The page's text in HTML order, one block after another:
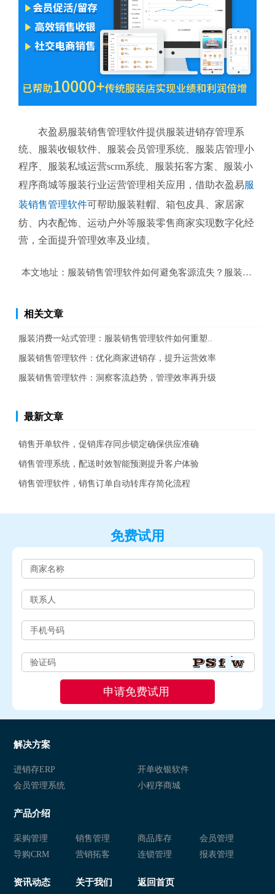
衣盈易服装销售管理软件提供服装进销存管理系
统、服装收银软件、服装会员管理系统、服装店管理小
程序、服装私域运营scrm系统、服装拓客方案、服装小
程序商城等服装行业运营管理相关应用，借助衣盈易服
装销售管理软件可帮助服装鞋帽、箱包皮具、家居家
纺、内衣配饰、运动户外等服装零售商家实现数字化经
营，全面提升管理效率及业绩。
本文地址： 服装销售管理软件如何避免客源流失？服装销售管
相关文章
服装消费一站式管理：服装销售管理软件如何重塑..
服装销售管理软件：优化商家进销存，提升运营效率
服装销售管理软件：洞察客流趋势，管理效率再升级
最新文章
销售开单软件，促销库存同步锁定确保供应准确
销售管理系统，配送时效智能预测提升客户体验
销售管理软件，销售订单自动转库存简化流程
免费试用
解决方案
进销存ERP
开单收银软件
会员管理系统
小程序商城
产品介绍
采购管理 销售管理 商品库存
会员管理
导购CRM
营销拓客 连锁管理 报表管理
资讯动态 关于我们 返回首页